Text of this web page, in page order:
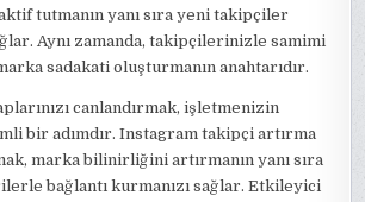
tutmanın yanı sıra yeni takipçiler
Aynı zamanda, takipçilerinizle samimi
sadakati oluşturmanın anahtarıdır.
canlandırmak, işletmenizin
bir adımdır. Instagram takipçi artırma
marka bilinirliğini artırmanın yanı sıra
bağlantı kurmanızı sağlar. Etkileyici